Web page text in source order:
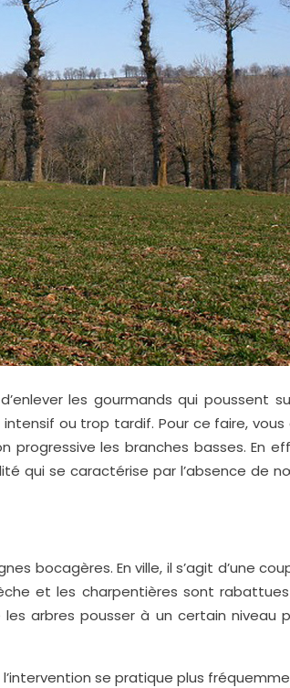
les gourmands qui poussent
ou trop tardif. Pour ce faire,
les branches basses. En
qui se caractérise par l’absence de
bocagères. En ville, il s’agit d’une
et les charpentières sont
arbres pousser à un certain niveau
se pratique plus